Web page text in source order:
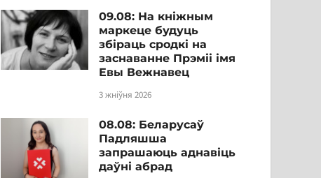
09.08: На кніжным
маркеце будуць
збіраць сродкі на
заснаванне Прэміі імя
Евы Вежнавец
3 жніўня 2026
08.08: Беларусаў
Падляшша
запрашаюць аднавіць
даўні абрад